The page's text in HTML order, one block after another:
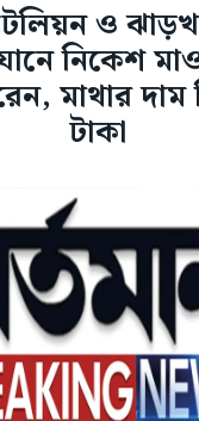
ও
নিকেশ
মাথার দাম
টাকা